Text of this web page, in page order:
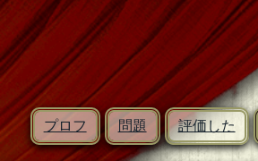
プロフ 問題 評価した